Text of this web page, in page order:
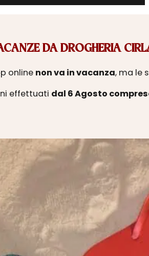
DA DROGHERIA
online non va in vacanza, ma le
effettuati dal 6 Agosto